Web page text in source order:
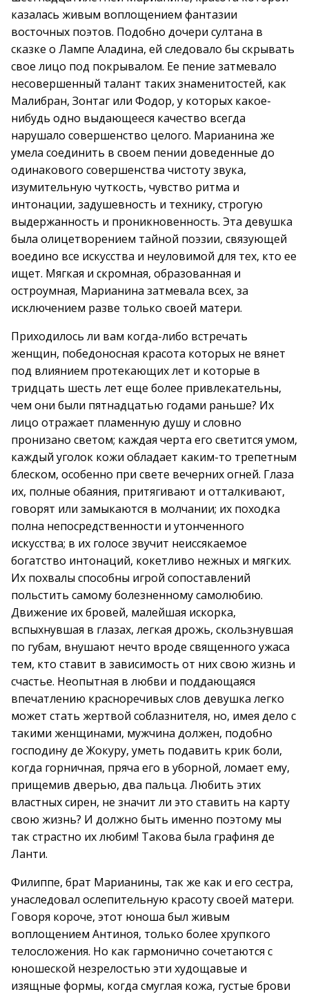
казалась живым воплощением фантазии
восточных поэтов. Подобно дочери султана в
сказке о Лампе Аладина, ей следовало бы скрывать
свое лицо под покрывалом. Ее пение затмевало
несовершенный талант таких знаменитостей, как
Малибран, Зонтаг или Фодор, у которых какое-
нибудь одно выдающееся качество всегда
нарушало совершенство целого. Марианина же
умела соединить в своем пении доведенные до
одинакового совершенства чистоту звука,
изумительную чуткость, чувство ритма и
интонации, задушевность и технику, строгую
выдержанность и проникновенность. Эта девушка
была олицетворением тайной поэзии, связующей
воедино все искусства и неуловимой для тех, кто ее
ищет. Мягкая и скромная, образованная и
остроумная, Марианина затмевала всех, за
исключением разве только своей матери.
Приходилось ли вам когда-либо встречать
женщин, победоносная красота которых не вянет
под влиянием протекающих лет и которые в
тридцать шесть лет еще более привлекательны,
чем они были пятнадцатью годами раньше? Их
лицо отражает пламенную душу и словно
пронизано светом; каждая черта его светится умом,
каждый уголок кожи обладает каким-то трепетным
блеском, особенно при свете вечерних огней. Глаза
их, полные обаяния, притягивают и отталкивают,
говорят или замыкаются в молчании; их походка
полна непосредственности и утонченного
искусства; в их голосе звучит неиссякаемое
богатство интонаций, кокетливо нежных и мягких.
Их похвалы способны игрой сопоставлений
польстить самому болезненному самолюбию.
Движение их бровей, малейшая искорка,
вспыхнувшая в глазах, легкая дрожь, скользнувшая
по губам, внушают нечто вроде священного ужаса
тем, кто ставит в зависимость от них свою жизнь и
счастье. Неопытная в любви и поддающаяся
впечатлению красноречивых слов девушка легко
может стать жертвой соблазнителя, но, имея дело с
такими женщинами, мужчина должен, подобно
господину де Жокуру, уметь подавить крик боли,
когда горничная, пряча его в уборной, ломает ему,
прищемив дверью, два пальца. Любить этих
властных сирен, не значит ли это ставить на карту
свою жизнь? И должно быть именно поэтому мы
так страстно их любим! Такова была графиня де
Ланти.
Филиппе, брат Марианины, так же как и его сестра,
унаследовал ослепительную красоту своей матери.
Говоря короче, этот юноша был живым
воплощением Антиноя, только более хрупкого
телосложения. Но как гармонично сочетаются с
юношеской незрелостью эти худощавые и
изящные формы, когда смуглая кожа, густые брови